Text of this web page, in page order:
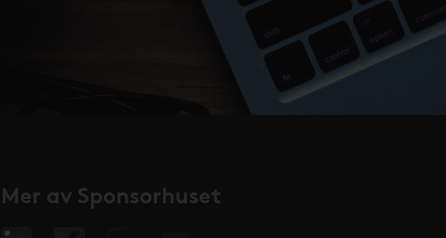
Mer av Sponsorhuset